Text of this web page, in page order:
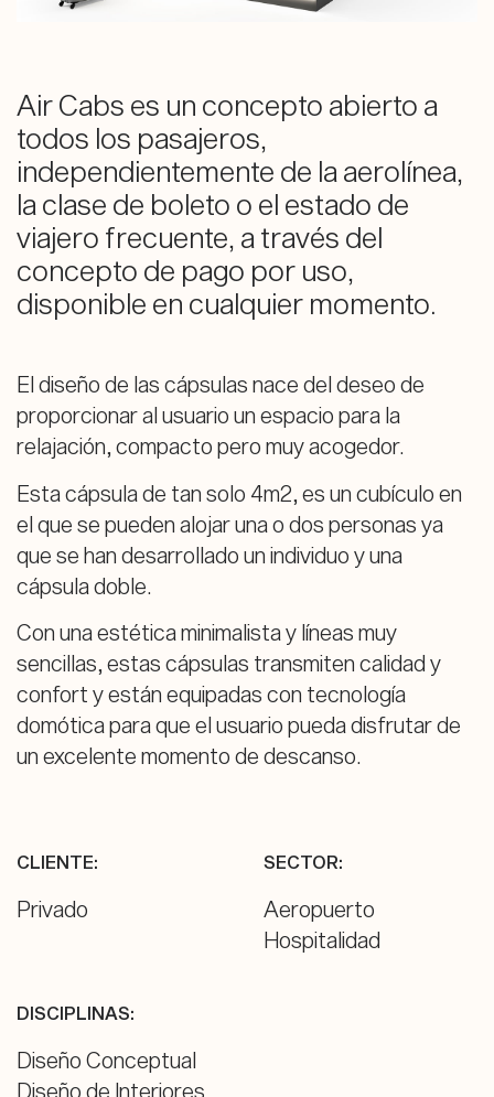
Air Cabs es un concepto abierto a
todos los pasajeros,
independientemente de la aerolínea,
la clase de boleto o el estado de
viajero frecuente, a través del
concepto de pago por uso,
disponible en cualquier momento.
El diseño de las cápsulas nace del deseo de
proporcionar al usuario un espacio para la
relajación, compacto pero muy acogedor.
Esta cápsula de tan solo 4m2, es un cubículo en
el que se pueden alojar una o dos personas ya
que se han desarrollado un individuo y una
cápsula doble.
Con una estética minimalista y líneas muy
sencillas, estas cápsulas transmiten calidad y
confort y están equipadas con tecnología
domótica para que el usuario pueda disfrutar de
un excelente momento de descanso.
CLIENTE:
Privado
SECTOR:
Aeropuerto
Hospitalidad
DISCIPLINAS:
Diseño Conceptual
Diseño de Interiores